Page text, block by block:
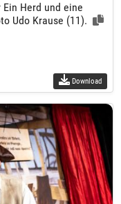
Ein Herd und eine
Udo Krause (11).
Download